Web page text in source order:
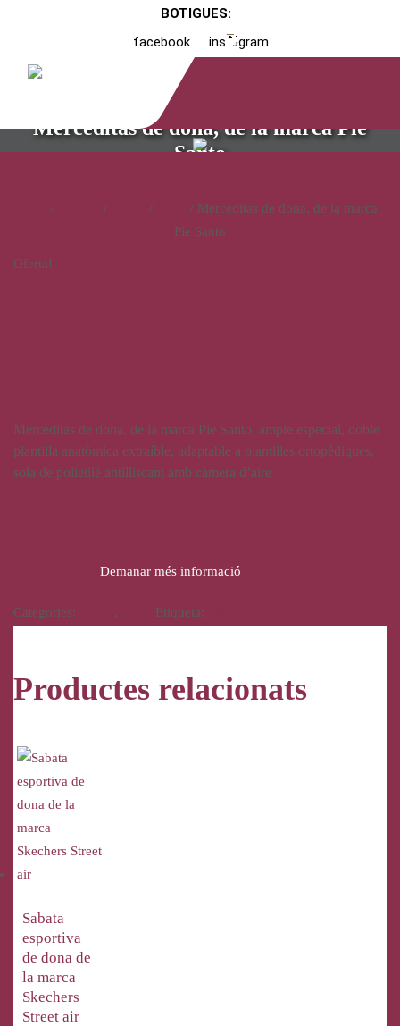
BOTIGUES:
facebook
instagram
Merceditas de dona, de la marca Pie
Santo
/ / /
/ Merceditas de dona, de la marca
Pie Santo
Oferta!
Merceditas de dona, de la marca Pie Santo, ample especial, doble
plantilla anatòmica extraíble, adaptable a plantilles ortopèdiques,
sola de polietilè antilliscant amb càmera d’aire
Demanar més informació
Categories: , Etiqueta:
Productes relacionats
Sabata
esportiva
de dona de
la marca
Skechers
Street air